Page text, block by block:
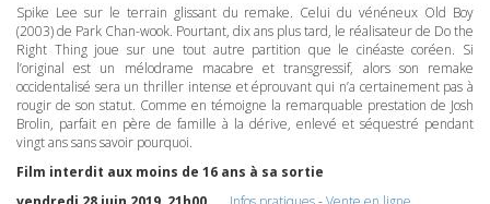
Spike Lee sur le terrain glissant du remake. Celui du vénéneux Old Boy
(2003) de Park Chan-wook. Pourtant, dix ans plus tard, le réalisateur de Do the
Right Thing joue sur une tout autre partition que le cinéaste coréen. Si
l’original est un mélodrame macabre et transgressif, alors son remake
occidentalisé sera un thriller intense et éprouvant qui n’a certainement pas à
rougir de son statut. Comme en témoigne la remarquable prestation de Josh
Brolin, parfait en père de famille à la dérive, enlevé et séquestré pendant
vingt ans sans savoir pourquoi.
Film interdit aux moins de 16 ans à sa sortie